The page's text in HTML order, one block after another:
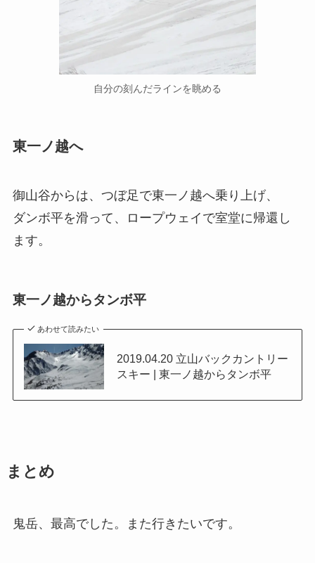
自分の刻んだラインを眺める
東一ノ越へ
御山谷からは、つぼ足で東一ノ越へ乗り上げ、
ダンボ平を滑って、ロープウェイで室堂に帰還し
ます。
東一ノ越からタンボ平
あわせて読みたい
2019.04.20 立山バックカントリー
スキー | 東一ノ越からタンボ平
まとめ
鬼岳、最高でした。また行きたいです。